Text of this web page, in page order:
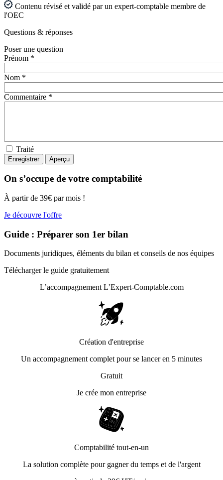
Contenu révisé et validé par un expert-comptable membre de
l'OEC
Questions & réponses
Poser une question
Prénom *
Nom *
Commentaire *
Traité
On s’occupe de votre comptabilité
À partir de 39€ par mois !
Je découvre l'offre
Guide : Préparer son 1er bilan
Documents juridiques, éléments du bilan et conseils de nos équipes
Télécharger le guide gratuitement
L’accompagnementL’Expert-Comptable.com
Création d'entreprise
Un accompagnement complet pour se lancer en 5 minutes
Gratuit
Je crée mon entreprise
Comptabilité tout-en-un
La solution complète pour gagner du temps et de l'argent